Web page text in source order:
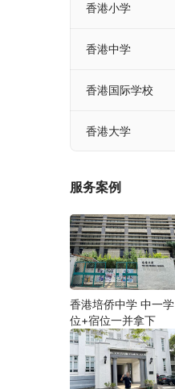
香港小学
香港中学
香港国际学校
香港大学
服务案例
香港培侨中学 中一学
位+宿位一并拿下